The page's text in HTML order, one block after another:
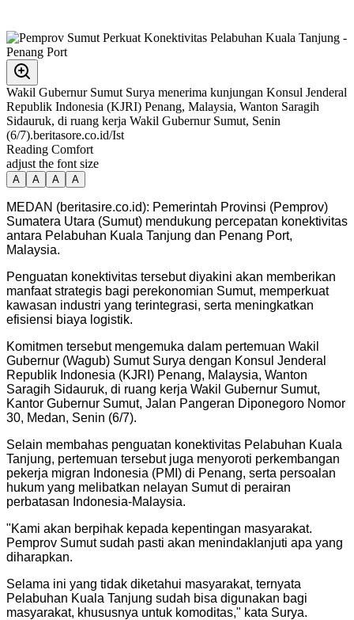
Wakil Gubernur Sumut Surya menerima kunjungan Konsul Jenderal
Republik Indonesia (KJRI) Penang, Malaysia, Wanton Saragih
Sidauruk, di ruang kerja Wakil Gubernur Sumut, Senin
(6/7).beritasore.co.id/Ist
Reading Comfort
adjust the font size
A A A A
MEDAN (beritasire.co.id): Pemerintah Provinsi (Pemprov)
Sumatera Utara (Sumut) mendukung percepatan konektivitas
antara Pelabuhan Kuala Tanjung dan Penang Port,
Malaysia.
Penguatan konektivitas tersebut diyakini akan memberikan
manfaat strategis bagi perekonomian Sumut, memperkuat
kawasan industri yang terintegrasi, serta meningkatkan
efisiensi biaya logistik.
Komitmen tersebut mengemuka dalam pertemuan Wakil
Gubernur (Wagub) Sumut Surya dengan Konsul Jenderal
Republik Indonesia (KJRI) Penang, Malaysia, Wanton
Saragih Sidauruk, di ruang kerja Wakil Gubernur Sumut,
Kantor Gubernur Sumut, Jalan Pangeran Diponegoro Nomor
30, Medan, Senin (6/7).
Selain membahas penguatan konektivitas Pelabuhan Kuala
Tanjung, pertemuan tersebut juga menyoroti perkembangan
pekerja migran Indonesia (PMI) di Penang, serta persoalan
hukum yang melibatkan nelayan Sumut di perairan
perbatasan Indonesia-Malaysia.
"Kami akan berpihak kepada kepentingan masyarakat.
Pemprov Sumut sudah pasti akan menindaklanjuti apa yang
diharapkan.
Selama ini yang tidak diketahui masyarakat, ternyata
Pelabuhan Kuala Tanjung sudah bisa digunakan bagi
masyarakat, khususnya untuk komoditas," kata Surya.